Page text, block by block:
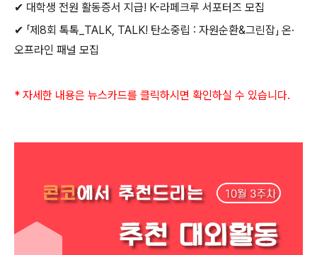
✔ 대학생 전원 활동증서 지급! K-라페크루 서포터즈 모집
✔ 「제 8회 톡톡 _TALK, TALK! 탄소중립 : 자원순환&그린잡」 온·
오프라인 패널 모집
* 자세한 내용은 뉴스카드를 클릭하시면 확인하실 수 있습니다.